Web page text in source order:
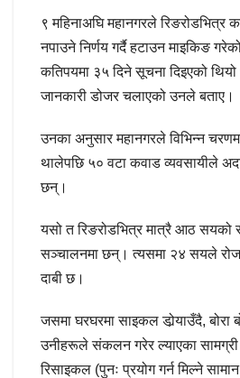
९ महिनाअघि महानगरले रिङरोडभित्र
नपाउने निर्णय गर्दै हटाउन माइकिङ
कतिपयमा ३५ दिने सूचना दिइएको
जानकारी डोजर चलाएको उनले बताए।
उनका अनुसार महानगरले विभिन्न
थालेपछि ५० वटा कवाड व्यवसायीले
छन्।
यसो त रिङरोडभित्र मात्रै आठ सयको
सञ्चालनमा छन्। त्यसमा २४ सयले
दाबी छ।
जसमा घरघरमा साइकल डोर्‍याउँदै,
उनीहरूले संकलन गरेर ल्याएका सामग्री
रिसाइकल (पुनः प्रयोग गर्न मिल्ने